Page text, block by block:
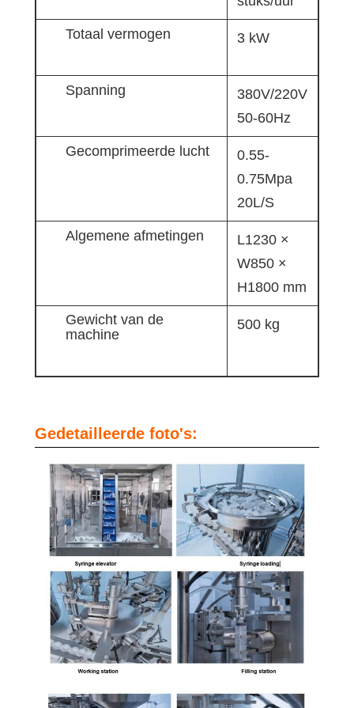
Totaal vermogen 3 kW
Spanning
380V/220V
50-60Hz
Gecomprimeerde lucht
0.55-
0.75Mpa
20L/S
Algemene afmetingen
L1230 ×
W850 ×
H1800 mm
Gewicht van de
machine
500 kg
Gedetailleerde foto's: